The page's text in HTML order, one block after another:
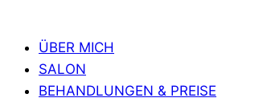
ÜBER MICH
SALON
BEHANDLUNGEN & PREISE